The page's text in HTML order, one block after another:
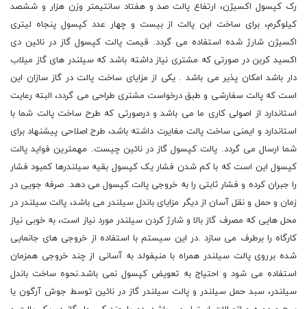
رک کپسول اکسیژن، ارتفاع پالت صد و هفتاد سانتیمتر وزن هزار و ششصد
کیلوگرم، برای ساخت این پالت از بیست و چهار عدد کپسول پنجاه لیتری
اکسیژن شارژ شده استفاده می گردد. قیمت پالت کپسول گاز در نائین دی
اکسید کربن در صورتی که مشتری نیاز داشته باشد که سیلندر های گاز میلاب
دار باشد امکان پذیر می باشد . یکی از مزایای ساخت پالت در گاز سازان این
است که پالت سفارشی و طبق درخواست مشتری طراحی می گردد، البته رعایت
استاندارد از اصولی کاری ما می باشد و درصورتی که طرح ساخت پالت شما با
استاندارد و ایمنی ساخت پالت مغایرت داشته باشد، طرح اصلاحی پیشنهاد برای
شما ارسال می گردد. پالت کپسول گاز در نائین چیست. مهمترین فواید پالت
کپسول این است که با کم شدن فشار یک کپسول بقیه سیلندرها کمبود فشار
را جبران کرده و فشار ثابتی را به خروجی پالت کپسول می دهد. صرفه جویی در
زمان و حمل و نقل آسان از دیگر مزایای باندل سیلندر می باشد، پالت سیلندر در
محل هایی که مصرف گاز بالا و شارژ کردن سیلندر مورد نیاز است، به خوبی نیاز
کارگاه را برطرف می سازد .در این سیستم با استفاده از خروجی های جانمایی
شده برروی پالت سیلندر همراه با منیفولد به آسانی از چند خروجی همزمان
استفاده می شود و احتیاج به تعویض کپسول نمی باشد.نحوه ساخت باندل
سیلندر، سبد حمل سیلندر و پالت سیلندر گاز در نائین توسط جوش آرگون یا